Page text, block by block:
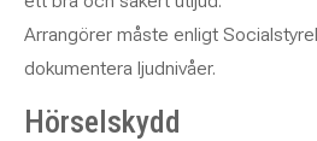
Arrangörer måste enligt
dokumentera ljudnivåer.
Hörselskydd